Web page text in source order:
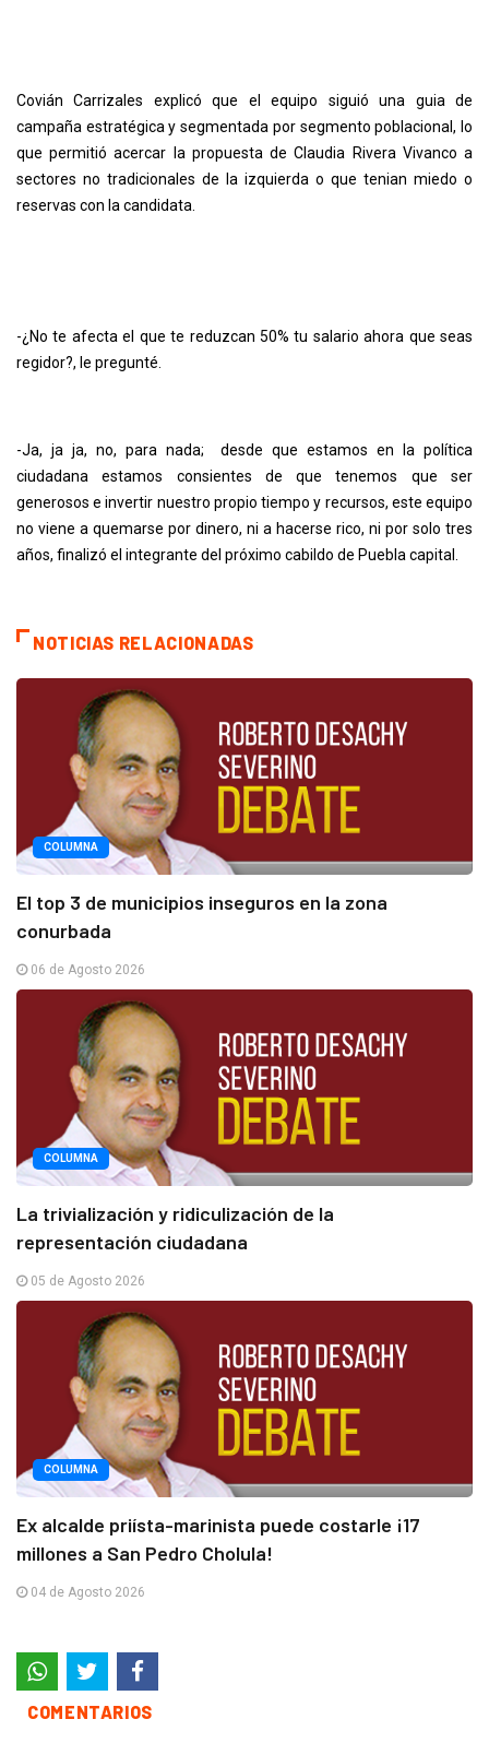
Covián Carrizales explicó que el equipo siguió una guia de
campaña estratégica y segmentada por segmento poblacional, lo
que permitió acercar la propuesta de Claudia Rivera Vivanco a
sectores no tradicionales de la izquierda o que tenian miedo o
reservas con la candidata.
-¿No te afecta el que te reduzcan 50% tu salario ahora que seas
regidor?, le pregunté.
-Ja, ja ja, no, para nada; desde que estamos en la política
ciudadana estamos consientes de que tenemos que ser
generosos e invertir nuestro propio tiempo y recursos, este equipo
no viene a quemarse por dinero, ni a hacerse rico, ni por solo tres
años, finalizó el integrante del próximo cabildo de Puebla capital.
NOTICIAS RELACIONADAS
COLUMNA
El top 3 de municipios inseguros en la zona
conurbada
06 de Agosto 2026
COLUMNA
La trivialización y ridiculización de la
representación ciudadana
05 de Agosto 2026
COLUMNA
Ex alcalde priísta-marinista puede costarle ¡17
millones a San Pedro Cholula!
04 de Agosto 2026
COMENTARIOS